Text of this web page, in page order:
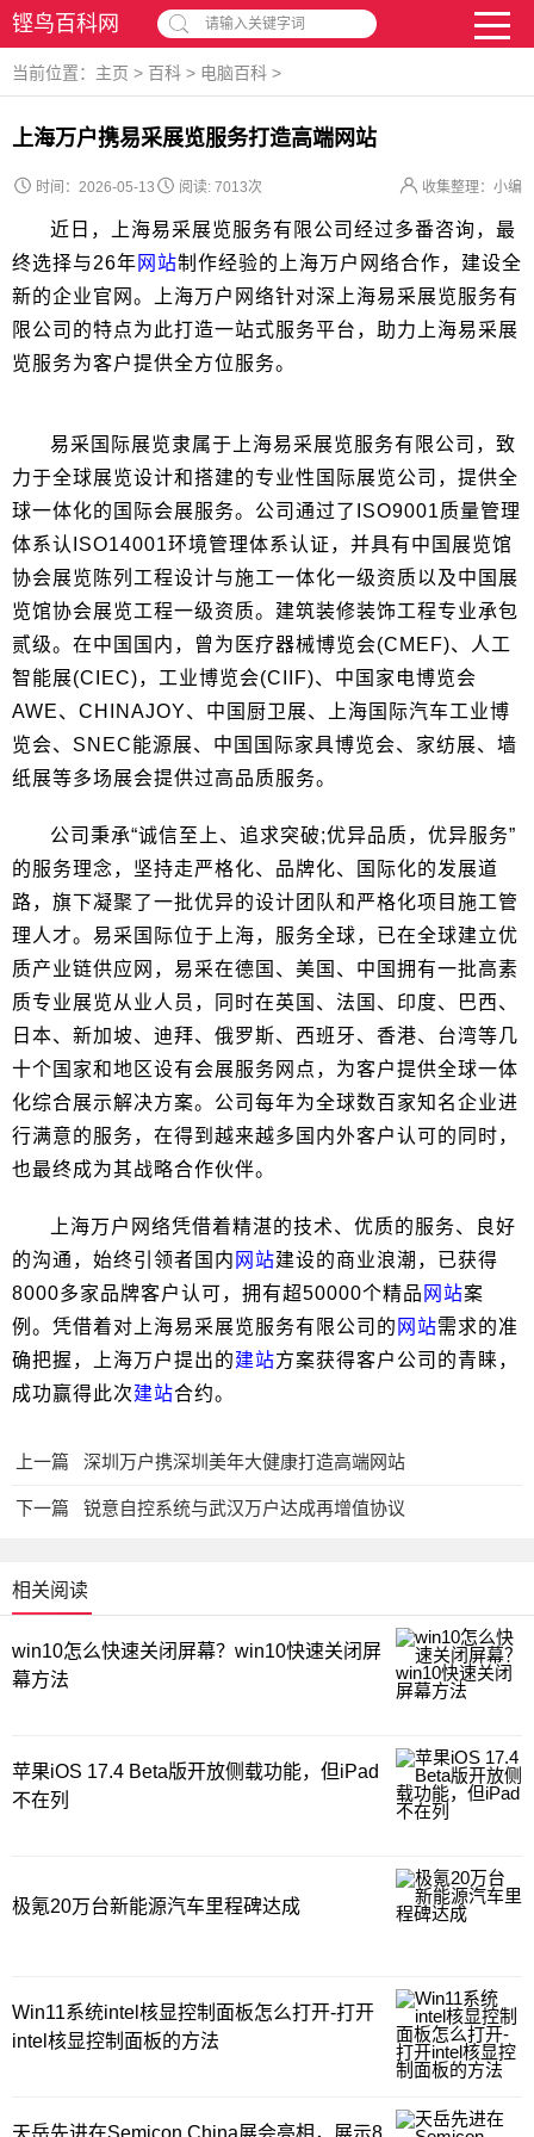
铿鸟百科网 请输入关键字词
当前位置： 主页 > 百科 > 电脑百科 >
上海万户携易采展览服务打造高端网站
时间：2026-05-13 收集整理：小编
阅读: 7013次
近日，上海易采展览服务有限公司经过多番咨询，最
终选择与26年 网站制作经验的上海万户网络合作，建设全
新的企业官网。上海万户网络针对深上海易采展览服务有
限公司的特点为此打造一站式服务平台，助力上海易采展
览服务为客户提供全方位服务。
易采国际展览隶属于上海易采展览服务有限公司，致
力于全球展览设计和搭建的专业性国际展览公司，提供全
球一体化的国际会展服务。公司通过了ISO9001质量管理
体系认ISO14001环境管理体系认证，并具有中国展览馆
协会展览陈列工程设计与施工一体化一级资质以及中国展
览馆协会展览工程一级资质。建筑装修装饰工程专业承包
贰级。在中国国内，曾为医疗器械博览会(CMEF)、人工
智能展(CIEC)，工业博览会(CIIF)、中国家电博览会
AWE、CHINAJOY、中国厨卫展、上海国际汽车工业博
览会、SNEC能源展、中国国际家具博览会、家纺展、墙
纸展等多场展会提供过高品质服务。
公司秉承“诚信至上、追求突破;优异品质，优异服务”
的服务理念，坚持走严格化、品牌化、国际化的发展道
路，旗下凝聚了一批优异的设计团队和严格化项目施工管
理人才。易采国际位于上海，服务全球，已在全球建立优
质产业链供应网，易采在德国、美国、中国拥有一批高素
质专业展览从业人员，同时在英国、法国、印度、巴西、
日本、新加坡、迪拜、俄罗斯、西班牙、香港、台湾等几
十个国家和地区设有会展服务网点，为客户提供全球一体
化综合展示解决方案。公司每年为全球数百家知名企业进
行满意的服务，在得到越来越多国内外客户认可的同时，
也最终成为其战略合作伙伴。
上海万户网络凭借着精湛的技术、优质的服务、良好
的沟通，始终引领者国内 网站建设的商业浪潮，已获得
8000多家品牌客户认可，拥有超50000个精品 网站案
例。凭借着对上海易采展览服务有限公司的 网站需求的准
确把握，上海万户提出的建站方案获得客户公司的青睐，
成功赢得此次建站合约。
上一篇 深圳万户携深圳美年大健康打造高端网站
下一篇 锐意自控系统与武汉万户达成再增值协议
相关阅读
win10怎么快速关闭屏幕？win10快速关闭屏
幕方法
苹果iOS 17.4 Beta版开放侧载功能，但iPad
不在列
极氪20万台新能源汽车里程碑达成
Win11系统intel核显控制面板怎么打开-打开
intel核显控制面板的方法
天岳先进在Semicon China展会亮相，展示8